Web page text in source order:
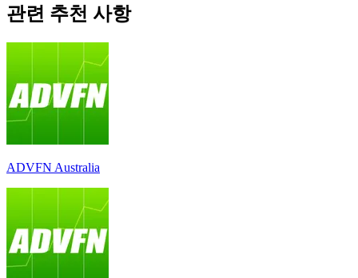
관련 추천 사항
ADVFN Australia